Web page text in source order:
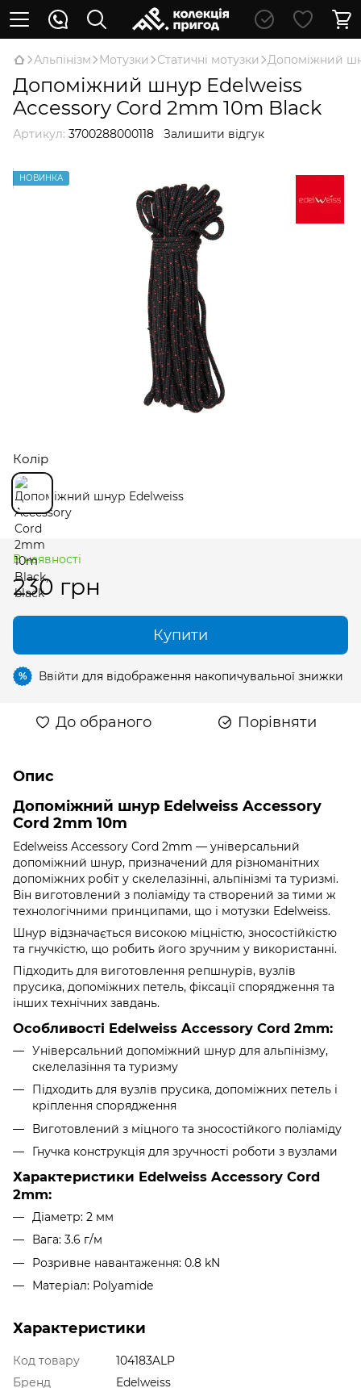
Альпінізм Мотузки Статичні мотузки Допоміжний
Допоміжний шнур Edelweiss
Accessory Cord 2mm 10m Black
Артикул: 3700288000118 Залишити відгук
НОВИНКА
Колір
В наявності
230 грн
Купити
% Ввійти для відображення накопичувальної знижки
До обраного Порівняти
Опис
Допоміжний шнур Edelweiss Accessory
Cord 2mm 10m
Edelweiss Accessory Cord 2mm — універсальний
допоміжний шнур, призначений для різноманітних
допоміжних робіт у скелелазінні, альпінізмі та туризмі.
Він виготовлений з поліаміду та створений за тими ж
технологічними принципами, що і мотузки Edelweiss.
Шнур відзначається високою міцністю, зносостійкістю
та гнучкістю, що робить його зручним у використанні.
Підходить для виготовлення репшнурів, вузлів
прусика, допоміжних петель, фіксації спорядження та
інших технічних завдань.
Особливості Edelweiss Accessory Cord 2mm:
Універсальний допоміжний шнур для альпінізму,
скелелазіння та туризму
Підходить для вузлів прусика, допоміжних петель і
кріплення спорядження
Виготовлений з міцного та зносостійкого поліаміду
Гнучка конструкція для зручності роботи з вузлами
Характеристики Edelweiss Accessory Cord
2mm:
Діаметр: 2 мм
Вага: 3.6 г/м
Розривне навантаження: 0.8 kN
Матеріал: Polyamide
Характеристики
Код товару
104183ALP
Бренд
Edelweiss